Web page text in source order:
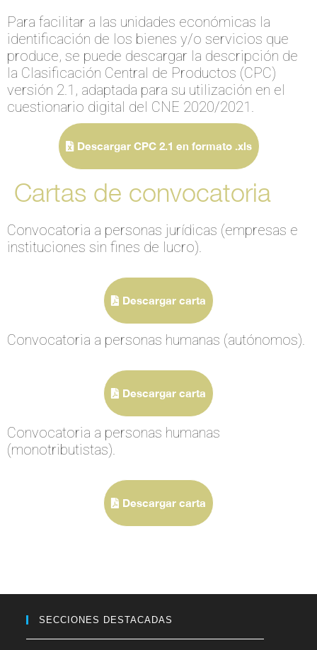
Para facilitar a las unidades económicas la
identificación de los bienes y/o servicios que
produce, se puede descargar la descripción de
la Clasificación Central de Productos (CPC)
versión 2.1, adaptada para su utilización en el
cuestionario digital del CNE 2020/2021.
Descargar CPC 2.1 en formato .xls
Cartas de convocatoria
Convocatoria a personas jurídicas (empresas e
instituciones sin fines de lucro).
Descargar carta
Convocatoria a personas humanas (autónomos).
Descargar carta
Convocatoria a personas humanas
(monotributistas).
Descargar carta
SECCIONES DESTACADAS